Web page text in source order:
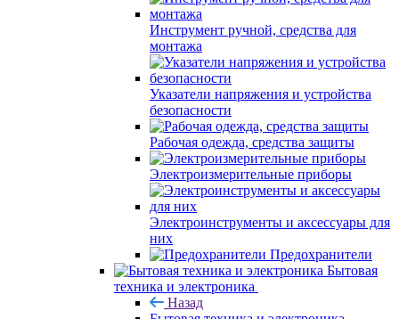
Инструмент ручной, средства для
монтажа
Указатели напряжения и устройства
безопасности
Рабочая одежда, средства защиты
Электроизмерительные приборы
Электроинструменты и аксессуары для
них
Предохранители
Бытовая
техника и электроника
Назад